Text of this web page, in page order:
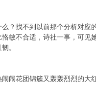
？找不到以前那个分析对应
敏不合适，诗社一事，可见
。
闹花团锦簇又轰轰烈烈的大